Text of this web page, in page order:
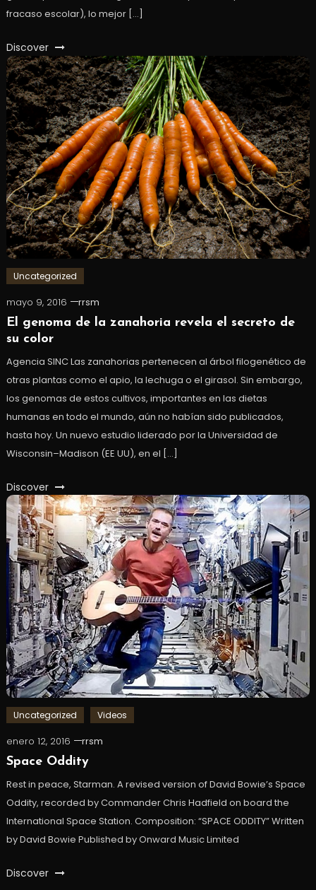
fracaso escolar), lo mejor […]
Discover
Uncategorized
mayo 9, 2016
rrsm
El genoma de la zanahoria revela el secreto de
su color
Agencia SINC Las zanahorias pertenecen al árbol filogenético de
otras plantas como el apio, la lechuga o el girasol. Sin embargo,
los genomas de estos cultivos, importantes en las dietas
humanas en todo el mundo, aún no habían sido publicados,
hasta hoy. Un nuevo estudio liderado por la Universidad de
Wisconsin–Madison (EE UU), en el […]
Discover
Uncategorized Videos
enero 12, 2016
rrsm
Space Oddity
Rest in peace, Starman. A revised version of David Bowie’s Space
Oddity, recorded by Commander Chris Hadfield on board the
International Space Station. Composition: “SPACE ODDITY” Written
by David Bowie Published by Onward Music Limited
Discover